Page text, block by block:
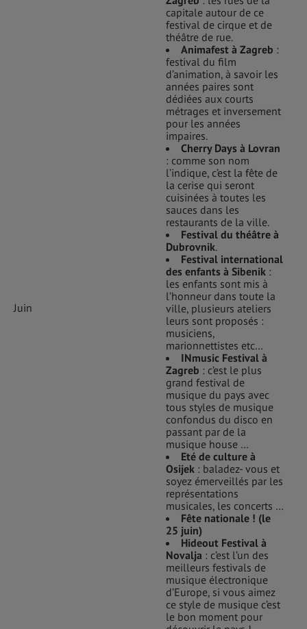
Juin
capitale autour de ce
festival de cirque et de
théâtre de rue.
Animafest à Zagreb :
festival du film
d’animation, à savoir les
années paires sont
dédiées aux courts
métrages et inversement
pour les années
impaires.
Cherry Days à Lovran
: comme son nom
l’indique, c’est la fête de
la cerise qui seront
cuisinées à toutes les
sauces dans les
restaurants de la ville.
Festival du théâtre à
Dubrovnik.
Festival international
des enfants à Sibenik:
les enfants sont mis à
l’honneur dans toute la
ville, plusieurs ateliers
leurs sont proposés :
musiciens,
marionnettistes etc…
INmusic Festival à
Zagreb : c’est le plus
grand festival de
musique du pays avec
tous styles de musique
confondus du disco en
passant par de la
musique house …
Eté de culture à
Osijek: baladez- vous et
soyez émerveillés par les
représentations
musicales, les concerts …
Fête nationale ! (le
25 juin)
Hideout Festival à
Novalja : c’est l’un des
meilleurs festivals de
musique électronique
d’Europe, si vous aimez
ce style de musique c’est
le bon moment pour